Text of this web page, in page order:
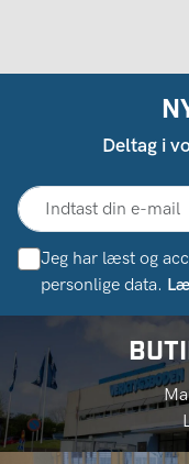
Deltag i
Jeg har læst og
personlige data.